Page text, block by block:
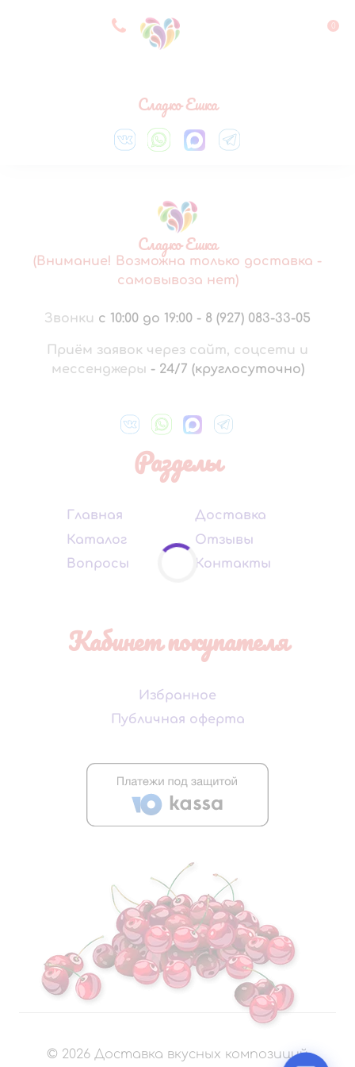
8 927 083 33 05 0
Сладко Ешка
Сладко Ешка
(Внимание! Возможна только доставка -
самовывоза нет)
Звонки с 10:00 до 19:00 - 8 (927) 083-33-05
Приём заявок через сайт, соцсети и
мессенджеры - 24/7 (круглосуточно)
Разделы
Главная
Каталог
Вопросы
Доставка
Отзывы
Контакты
Кабинет покупателя
Избранное
Публичная оферта
© 2026 Доставка вкусных композиций